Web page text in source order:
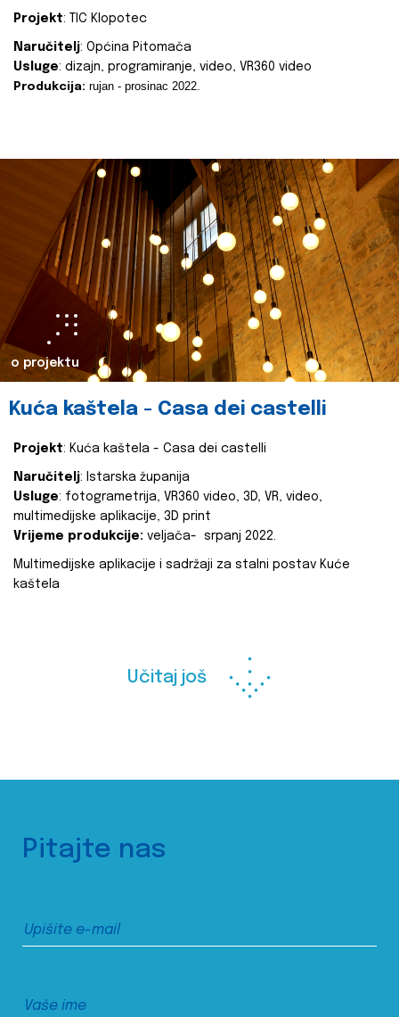
Projekt: TIC Klopotec
Naručitelj: Općina Pitomača
Usluge: dizajn, programiranje, video, VR360 video
Produkcija: rujan - prosinac 2022.
o projektu
Kuća kaštela - Casa dei castelli
Projekt: Kuća kaštela - Casa dei castelli
Naručitelj: Istarska županija
Usluge: fotogrametrija, VR360 video, 3D, VR, video,
multimedijske aplikacije, 3D print
Vrijeme produkcije: veljača- srpanj 2022.
Multimedijske aplikacije i sadržaji za stalni postav Kuće
kaštela
Učitaj još
Pitajte nas